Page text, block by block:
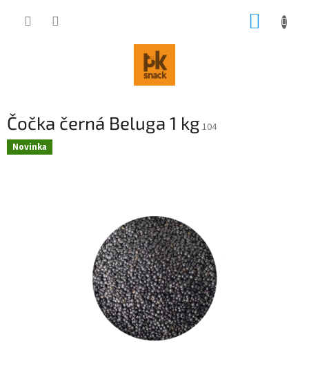
Čočka černá Beluga 1 kg 104
Novinka